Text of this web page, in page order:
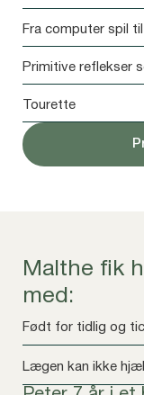
Fra computer spil
Primitive reflekser
Tourette
Malthe fik
med:
Født for tidlig og
Lægen kan ikke